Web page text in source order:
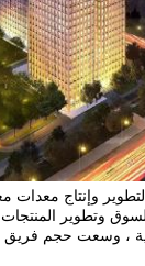
التقنية ، وسعت